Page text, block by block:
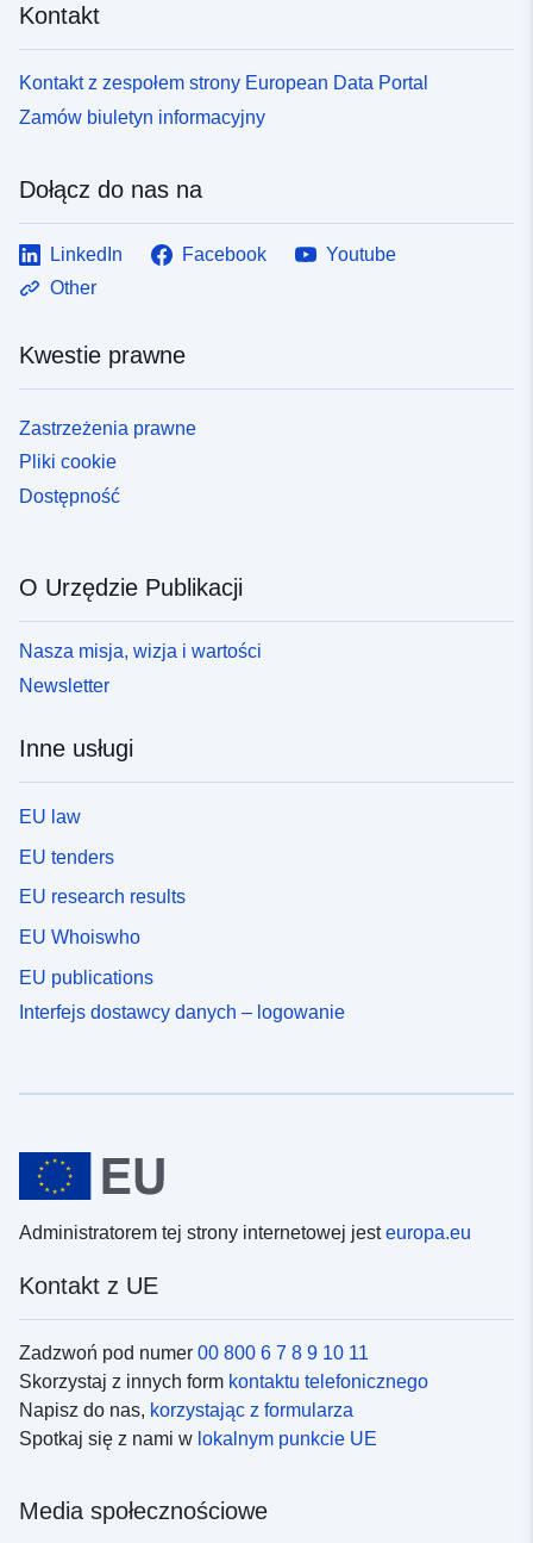
Kontakt
Kontakt z zespołem strony European Data Portal
Zamów biuletyn informacyjny
Dołącz do nas na
LinkedIn Facebook
Youtube
Other
Kwestie prawne
Zastrzeżenia prawne
Pliki cookie
Dostępność
O Urzędzie Publikacji
Nasza misja, wizja i wartości
Newsletter
Inne usługi
EU law
EU tenders
EU research results
EU Whoiswho
EU publications
Interfejs dostawcy danych – logowanie
Administratorem tej strony internetowej jesteuropa.eu
Kontakt z UE
Zadzwoń pod numer 00 800 6 7 8 9 10 11
Skorzystaj z innych form kontaktu telefonicznego
Napisz do nas, korzystając z formularza
Spotkaj się z nami w lokalnym punkcie UE
Media społecznościowe